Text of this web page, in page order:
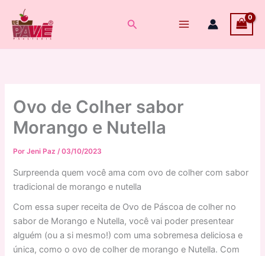
para
Pesquisar
Ovo de Colher sabor
Morango e Nutella
PorJeni Paz/03/10/2023
Surpreenda quem você ama com ovo de colher com sabor
tradicional de morango e nutella
Com essa super receita de Ovo de Páscoa de colher no
sabor de Morango e Nutella, você vai poder presentear
alguém (ou a si mesmo!) com uma sobremesa deliciosa e
única, como o ovo de colher de morango e Nutella. Com